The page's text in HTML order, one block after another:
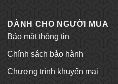
DÀNH CHO NGƯỜI MUA
Bảo mật thông tin
Chính sách bảo hành
Chương trình khuyến mại